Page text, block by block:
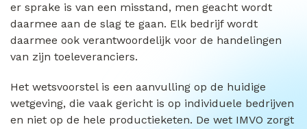
er sprake is van een misstand, men geacht wordt
daarmee aan de slag te gaan. Elk bedrijf wordt
daarmee ook verantwoordelijk voor de handelingen
van zijn toeleveranciers.
Het wetsvoorstel is een aanvulling op de huidige
wetgeving, die vaak gericht is op individuele bedrijven
en niet op de hele productieketen. De wet IMVO zorgt